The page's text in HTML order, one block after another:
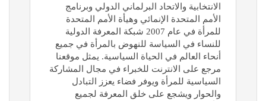
الانتخابية والاتحاد البرلماني الدولي وبرنامج
الأمم المتحدة الإنمائي وهيأة الأمم المتحدة
للمرأة في عام 2007 شبكة المعرفة الدولية
للنساء في السياسة للنهوض بالمرأة في جميع
أنحاء العالم في الحياة السياسية. يمثل موقعنا
مرجع على الانترنت للخبراء في مجال المشاركة
السياسية للمرأة ويوفر فضاء يعزز التبادل
والحوار ويشجع على خلق المعرفة لجميع